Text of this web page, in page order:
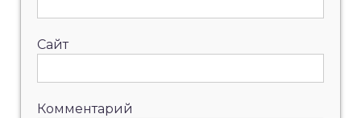
Сайт
Комментарий